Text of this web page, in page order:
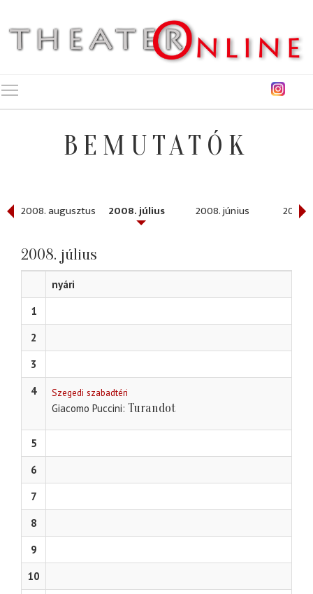
BEMUTATÓK
2008. augusztus 2008. július 2008. június 2008.
2008. július
nyári
1
2
3
4
Szegedi szabadtéri
Giacomo Puccini Turandot
5
6
7
8
9
10